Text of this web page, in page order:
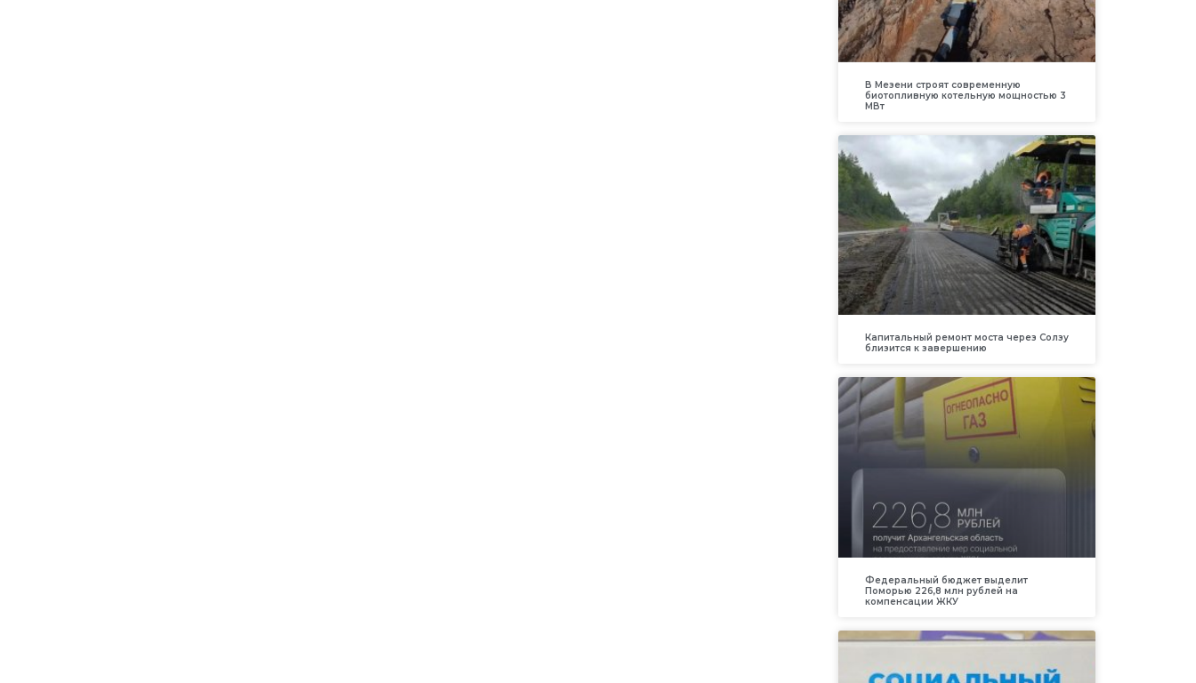
В Мезени строят современную
биотопливную котельную мощностью 3
МВт
Капитальный ремонт моста через Солзу
близится к завершению
Федеральный бюджет выделит
Поморью 226,8 млн рублей на
компенсации ЖКУ